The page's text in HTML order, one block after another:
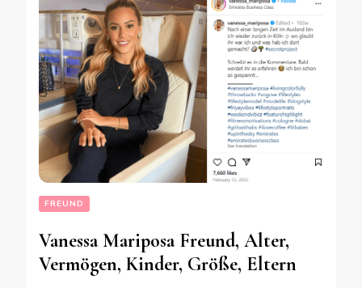
FREUND
Vanessa Mariposa Freund, Alter,
Vermögen, Kinder, Größe, Eltern